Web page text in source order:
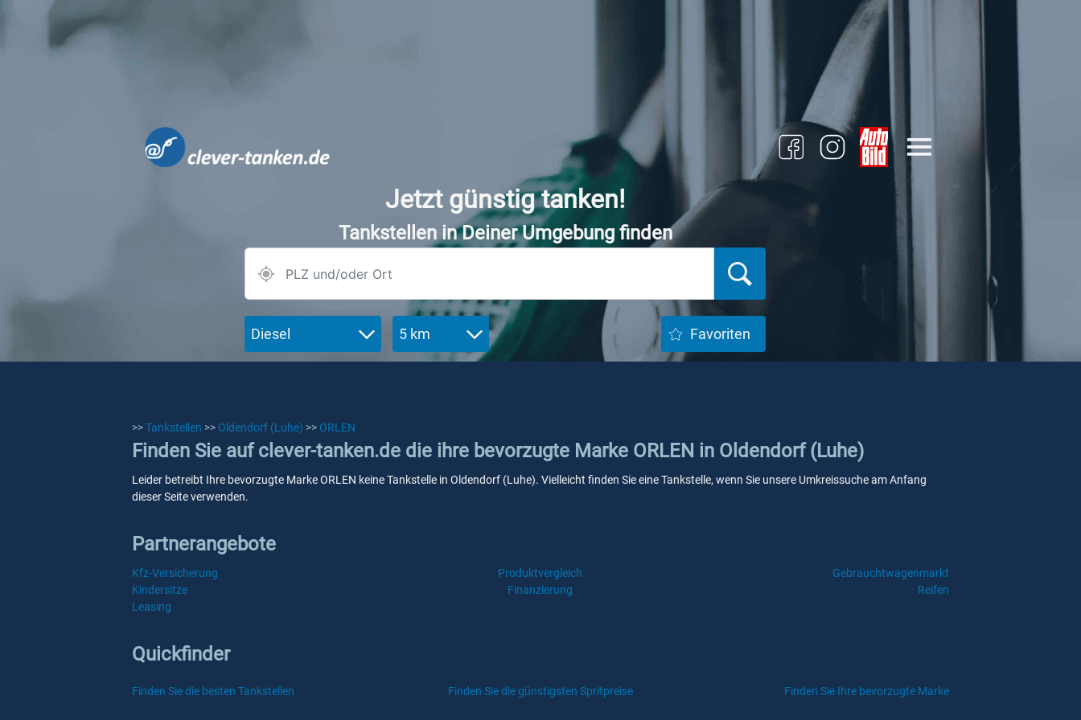
Jetzt günstig tanken!
Tankstellen in Deiner Umgebung finden
Diesel 5 km Favoriten
>>Tankstellen >> Oldendorf (Luhe) >> ORLEN
Finden Sie auf clever-tanken.de die ihre bevorzugte Marke ORLEN in Oldendorf (Luhe)
Leider betreibt Ihre bevorzugte Marke ORLEN keine Tankstelle in Oldendorf (Luhe). Vielleicht finden Sie eine Tankstelle, wenn Sie unsere Umkreissuche am Anfang
dieser Seite verwenden.
Partnerangebote
Kfz-Versicherung Produktvergleich
Gebrauchtwagenmarkt
Kindersitze
Finanzierung
Reifen
Leasing
Quickfinder
Finden Sie die besten Tankstellen Finden Sie die günstigsten Spritpreise Finden Sie Ihre bevorzugte Marke